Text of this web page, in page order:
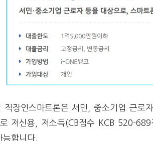
직장인스마트론은 서민, 중소기업 근로
저신용, 저소득(CB점수 KCB 520-
합니다.